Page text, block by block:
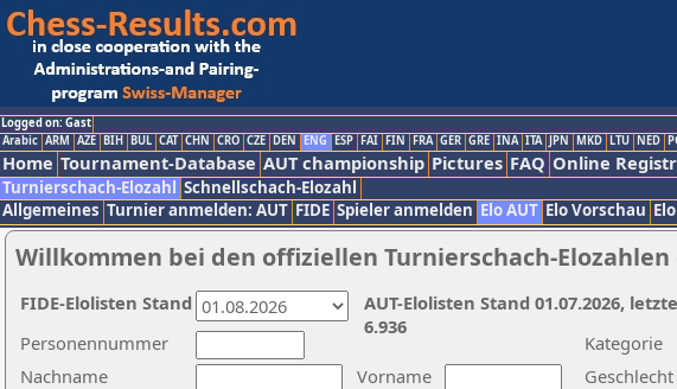
Logged on: Gast
Arabic ARM AZE BIH BUL CAT CHN CRO CZE DEN ENG ESP FAI FIN FRA GER GRE INA ITA JPN MKD LTU NED
Home Tournament-Database AUT championship Pictures FAQ Online
Turnierschach-Elozahl Schnellschach-Elozahl
Allgemeines Turnier anmelden: AUT FIDE Spieler anmelden Elo AUT Elo Vorschau
Willkommen bei den offiziellen Turnierschach-Elozahlen
Nachname
Vorname
Kategorie
Personennummer
Geschlecht
AUT-Elolisten Stand 01.07.2026,
6.936
FIDE-Elolisten Stand